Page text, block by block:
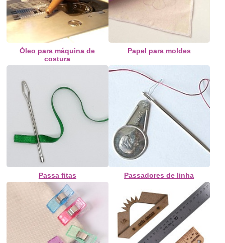
Óleo para máquina de
costura
Papel para moldes
Passa fitas Passadores de linha